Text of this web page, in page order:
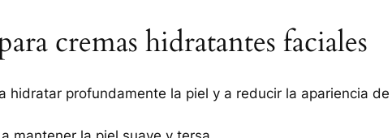
cremas hidratantes faciales
hidratar profundamente la piel y a reducir la apariencia de